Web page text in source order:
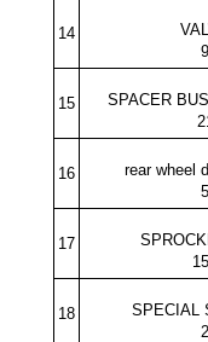
14
15
SPACER
16
rear wheel
17
18
SPECIAL